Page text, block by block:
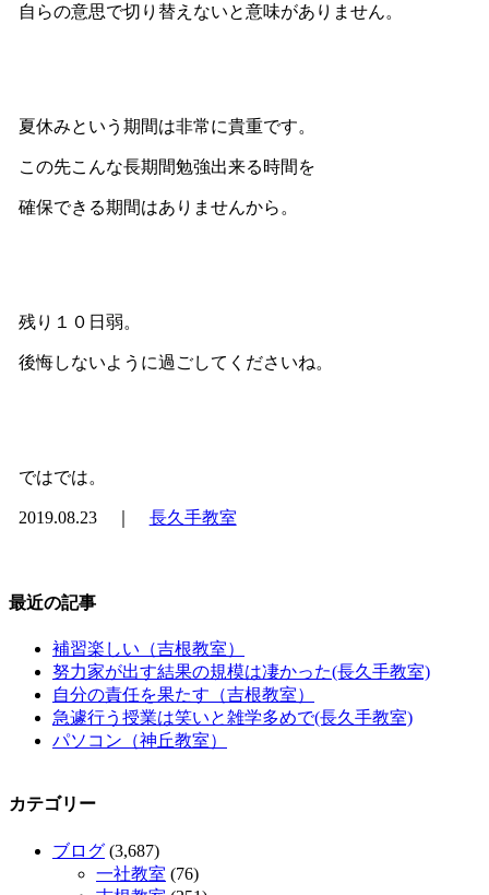
自らの意思で切り替えないと意味がありません。
夏休みという期間は非常に貴重です。
この先こんな長期間勉強出来る時間を
確保できる期間はありませんから。
残り１０日弱。
後悔しないように過ごしてくださいね。
ではでは。
2019.08.23 ｜ 長久手教室
最近の記事
補習楽しい（吉根教室）
努力家が出す結果の規模は凄かった(長久手教室)
自分の責任を果たす（吉根教室）
急遽行う授業は笑いと雑学多めで(長久手教室)
パソコン（神丘教室）
カテゴリー
ブログ (3,687)
一社教室 (76)